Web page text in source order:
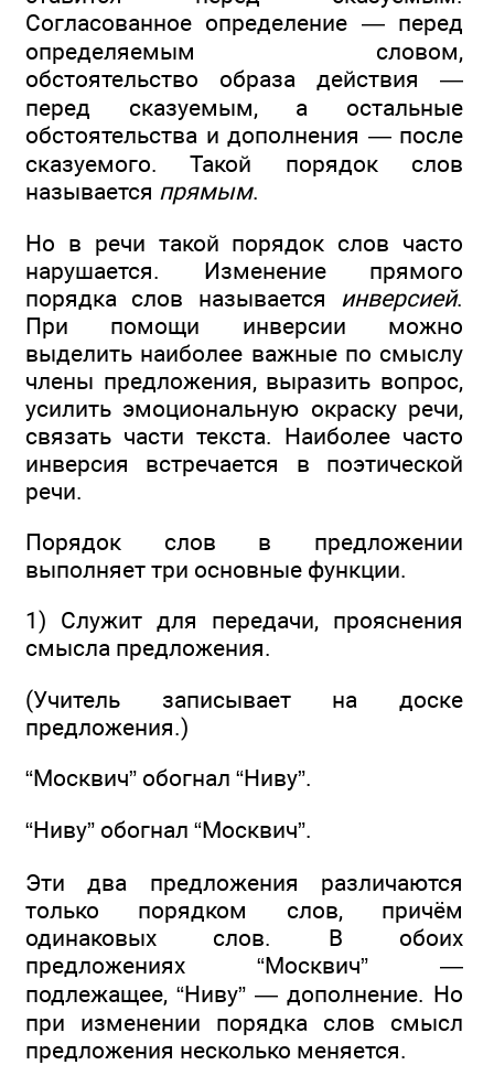
Согласованное определение — перед
определяемым словом,
обстоятельство образа действия —
перед сказуемым, а остальные
обстоятельства и дополнения — после
сказуемого. Такой порядок слов
называется прямым.
Но в речи такой порядок слов часто
нарушается. Изменение прямого
порядка слов называется инверсией.
При помощи инверсии можно
выделить наиболее важные по смыслу
члены предложения, выразить вопрос,
усилить эмоциональную окраску речи,
связать части текста. Наиболее часто
инверсия встречается в поэтической
речи.
Порядок слов в предложении
выполняет три основные функции.
1) Служит для передачи, прояснения
смысла предложения.
(Учитель записывает на доске
предложения.)
“Москвич” обогнал “Ниву”.
“Ниву” обогнал “Москвич”.
Эти два предложения различаются
только порядком слов, причём
одинаковых слов. В обоих
предложениях “Москвич” —
подлежащее, “Ниву” — дополнение. Но
при изменении порядка слов смысл
предложения несколько меняется.